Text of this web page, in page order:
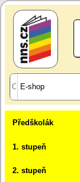
Předškolák
1. stupeň
2. stupeň